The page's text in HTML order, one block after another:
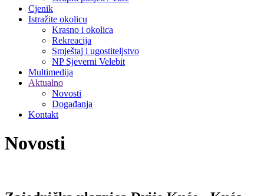
Cjenik
Istražite okolicu
Krasno i okolica
Rekreacija
Smještaj i ugostiteljstvo
NP Sjeverni Velebit
Multimedija
Aktualno
Novosti
Događanja
Kontakt
Novosti